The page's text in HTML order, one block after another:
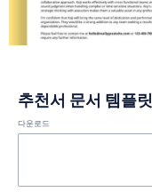
추천서 문서 템플릿
다운로드